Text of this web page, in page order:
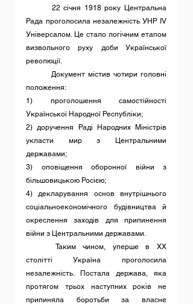
Рада проголосила незалежність УНР IV
Універсалом. Це стало логічним етапом
визвольного руху доби Української
революції.
положення:
1) проголошення самостійності
Української Народної Республіки;
2) доручення Раді Народних Міністрів
укласти мир з Центральними
державами;
3) оповіщення оборонної війни з
більшовицькою Росією;
4) декларування основ внутрішнього
соціальноекономічного будівництва й
окреслення заходів для припинення
війни з Центральними державами.
столітті Україна проголосила
незалежність. Постала держава, яка
протягом трьох наступних років не
припиняла боротьби за власне